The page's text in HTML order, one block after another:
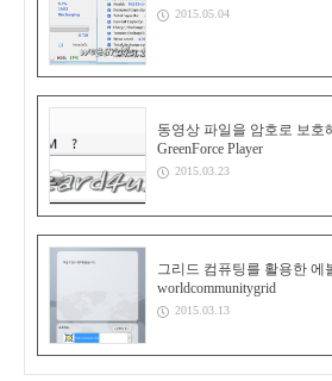
2015.05.04
동영상 파일을 암호로 보호
GreenForce Player
2015.03.23
그리드 컴퓨팅를 활용한 에
worldcommunitygrid
2015.03.13